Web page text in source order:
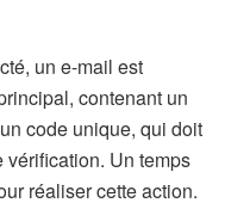
un e-mail est
contenant un
code unique, qui doit
vérification. Un temps
réaliser cette action.